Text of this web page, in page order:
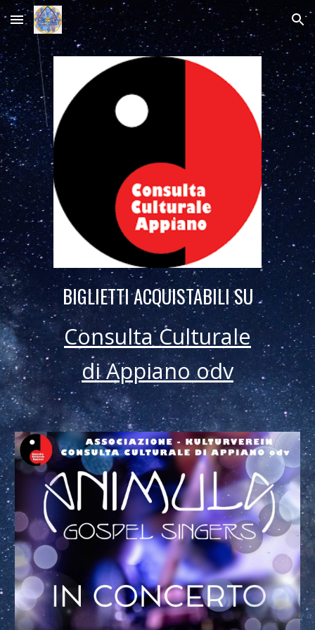
Skip to main content Skip to navigation
BIGLIETTI ACQUISTABILI SU
Consulta Culturale
di Appiano odv